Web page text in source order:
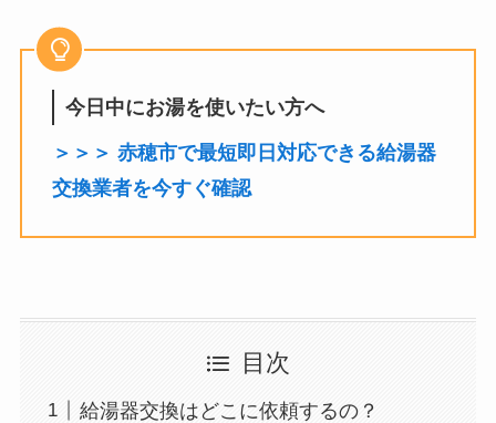
今日中にお湯を使いたい方へ
＞＞＞ 赤穂市で最短即日対応できる給湯器
交換業者を今すぐ確認
目次
給湯器交換はどこに依頼するの？